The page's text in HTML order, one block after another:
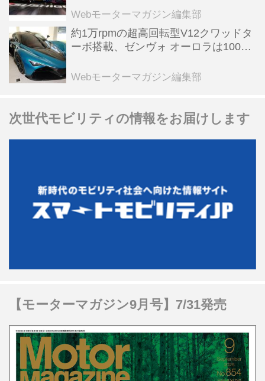
る抽選企画などを展開
Webモーターマガジン編集部
約1万rpmの超高回転型V12クワッドタ
ーボ搭載、ゼンヴォ オーロラは100台
【スーパーカークロニクル・完全版／
Webモーターマガジン編集部
次世代モビリティの情報をお届けします
【モーターマガジン9月号】7/31発売